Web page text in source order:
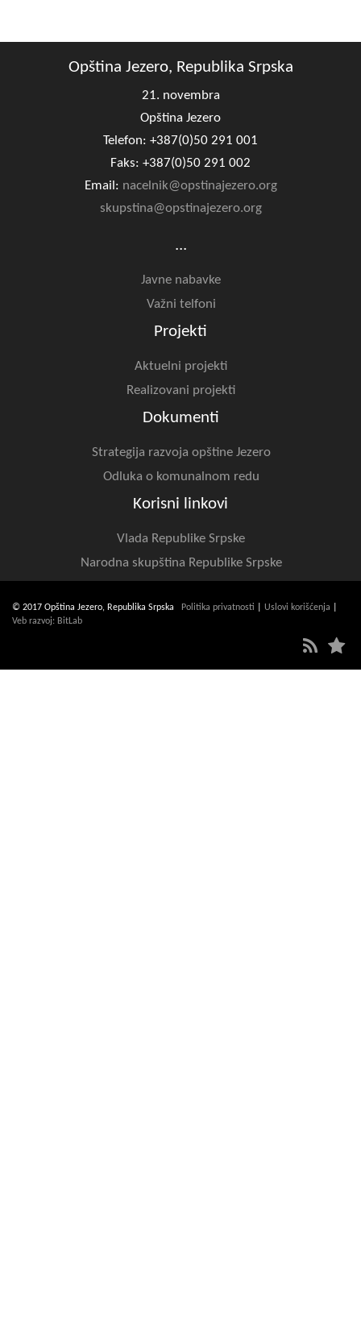
Opština Jezero, Republika Srpska
21. novembra
Opština Jezero
Telefon: +387(0)50 291 001
Faks: +387(0)50 291 002
Email: nacelnik@opstinajezero.org
skupstina@opstinajezero.org
...
Javne nabavke
Važni telfoni
Projekti
Aktuelni projekti
Realizovani projekti
Dokumenti
Strategija razvoja opštine Jezero
Odluka o komunalnom redu
Korisni linkovi
Vlada Republike Srpske
Narodna skupština Republike Srpske
© 2017 Opština Jezero, Republika Srpska Politika privatnosti Uslovi korišćenja
Veb razvoj: BitLab